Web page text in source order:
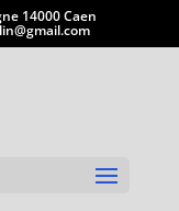
14000 Caen